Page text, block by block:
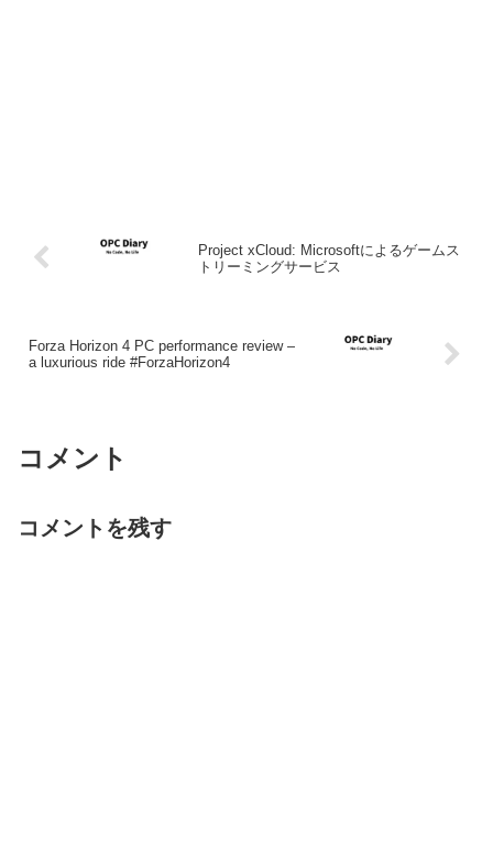
Project xCloud: Microsoftによるゲームス
トリーミングサービス
Forza Horizon 4 PC performance review –
a luxurious ride #ForzaHorizon4
コメント
コメントを残す